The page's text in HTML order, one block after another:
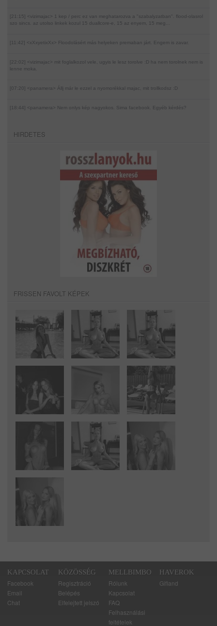
[21:15] <vizimajac> 1 kep / perc ez van meghatarozva a "szabalyzatban". flood-olasrol
szo sincs. az utolso linkek kozul 15 duallcore-e, 15 az enyem, 15 meg...
[11:42] <xXxyetixXx> Floodolásért más helyeken premaban járt. Engem is zavar.
[22:02] <vizimajac>
mit foglalkozol vele, ugyis le lesz torolve :D ha nem torolnek nem is
lenne moka.
[07:20] <panamera> Állj már le ezzel a nyomorékkal majac, mit trollkodsz :D
[18:44] <panamera> Nem onlys kép nagyokos. Sima facebook. Egyéb kérdés?
HIRDETES
FRISSEN FAVOLT KÉPEK
KAPCSOLAT
Facebook
Email
Chat
KÖZÖSSÉG
Regisztráció
Belépés
Elfelejtett jelszó
MELLBIMBO
Rólunk
Kapcsolat
FAQ
Felhasználási
feltételek
HAVEROK
Gifland